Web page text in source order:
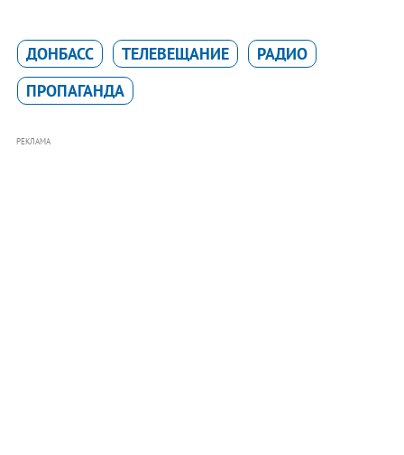
ДОНБАСС ТЕЛЕВЕЩАНИЕ
РАДИО
ПРОПАГАНДА
РЕКЛАМА